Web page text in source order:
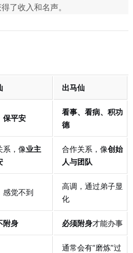
了收入和名声。
出马仙
保平安
看事、看病、积功
德
系，像业主
合作关系，像创始
人与团队
感觉不到
高调，通过弟子显
化
附身 必须附身才能办事
通常会有“磨炼”过